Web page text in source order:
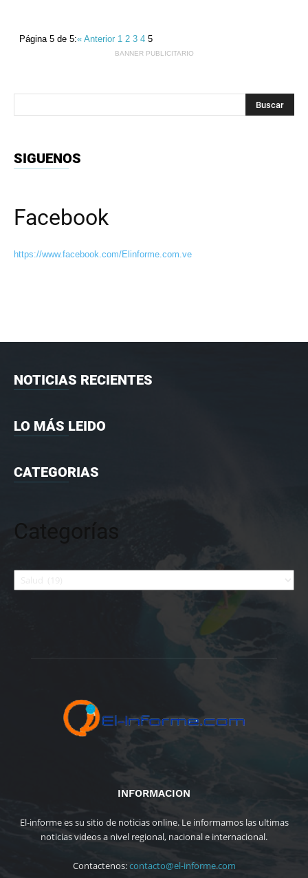
Página 5 de 5:« Anterior 12345
BANNER PUBLICITARIO
SIGUENOS
Facebook
https://www.facebook.com/Elinforme.com.ve
NOTICIAS RECIENTES
LO MÁS LEIDO
CATEGORIAS
Categorías
Categorías
INFORMACION
El-informe es su sitio de noticias online. Le informamos las ultimas
noticias videos a nivel regional, nacional e internacional.
Contactenos:contacto@el-informe.com